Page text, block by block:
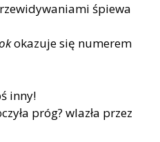
śpiewa
okazuje się numerem
inny!
próg? wlazła przez